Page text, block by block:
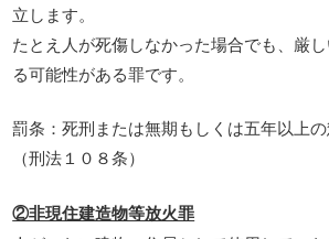
立します。
たとえ人が死傷しなかった場合でも、厳
る可能性がある罪です。
罰条：死刑または無期もしくは五年以上の
（刑法１０８条）
②非現住建造物等放火罪